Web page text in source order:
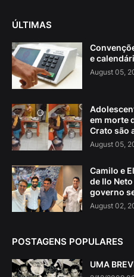
ÚLTIMAS
e
August 05,
em morte
Crato são
August 05,
Camilo e
de Ilo
governo
August 02,
POSTAGENS POPULARES
UMA